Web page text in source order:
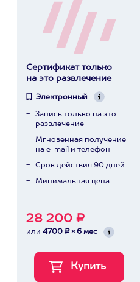
Сертификат только
на это развлечение
Электронный
Запись только на это
развлечение
Мгновенная получение
на e-mail и телефон
Срок действия 90 дней
Минимальная цена
28 200 ₽
или 4700 ₽ × 6 мес